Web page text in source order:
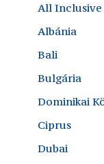
All Inclusive
Albánia
Bali
Bulgária
Dominikai
Ciprus
Dubai